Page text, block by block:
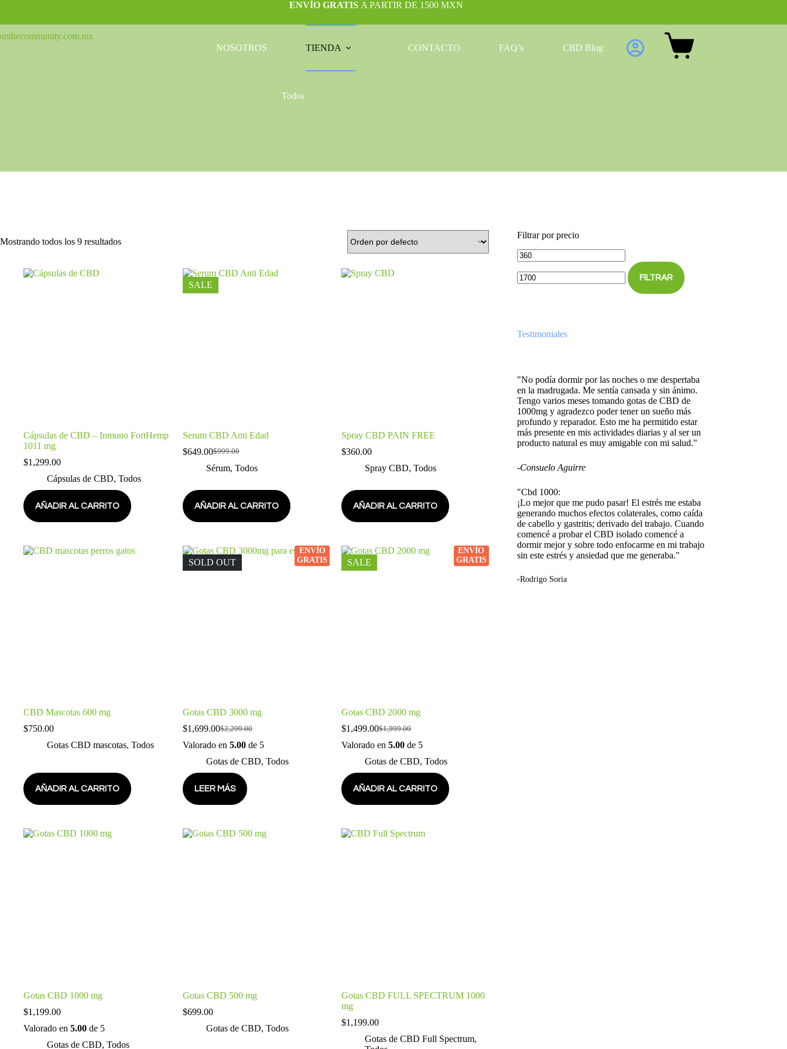
ENVÍO GRATIS A PARTIR DE 1500 MXN
NOSOTROS TIENDA CONTACTO FAQ’s CBD Blog
Todos
Mostrando todos los 9 resultados
Cápsulas de CBD – Inmuno FortHemp
1011 mg
$1,299.00
Cápsulas de CBD, Todos
AÑADIR AL CARRITO
SALE
Serum CBD Anti Edad
$999.00
$649.00
Sérum, Todos
AÑADIR AL CARRITO
Spray CBD PAIN FREE
$360.00
Spray CBD,Todos
AÑADIR AL CARRITO
CBD Mascotas 600 mg
$750.00
Gotas CBD mascotas, Todos
AÑADIR AL CARRITO
SOLD OUT
ENVÍO
GRATIS
Gotas CBD 3000 mg
$2,299.00
$1,699.00
Valorado en 5.00de 5
Gotas de CBD, Todos
LEER MÁS
SALE
ENVÍO
GRATIS
Gotas CBD 2000 mg
$1,999.00
$1,499.00
Valorado en5.00 de 5
Gotas de CBD,Todos
AÑADIR AL CARRITO
Gotas CBD 1000 mg
$1,199.00
Valorado en 5.00 de 5
Gotas de CBD, Todos
Gotas CBD 500 mg
$699.00
Gotas de CBD, Todos
Gotas CBD FULL SPECTRUM 1000
mg
$1,199.00
Gotas de CBD Full Spectrum,
Filtrar por precio
FILTRAR
Testimoniales
"No podía dormir por las noches o me despertaba
en la madrugada. Me sentía cansada y sin ánimo.
Tengo varios meses tomando gotas de CBD de
1000mg y agradezco poder tener un sueño más
profundo y reparador. Esto me ha permitido estar
más presente en mis actividades diarias y al ser un
producto natural es muy amigable con mi salud."
-Consuelo Aguirre
"Cbd 1000:
¡Lo mejor que me pudo pasar! El estrés me estaba
generando muchos efectos colaterales, como caída
de cabello y gastritis; derivado del trabajo. Cuando
comencé a probar el CBD isolado comencé a
dormir mejor y sobre todo enfocarme en mi trabajo
sin este estrés y ansiedad que me generaba."
-Rodrigo Soria